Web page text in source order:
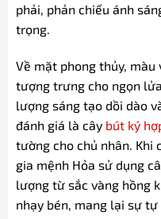
phải, phản chiếu ánh
trọng.
Về mặt phong thủy, màu
tượng trưng cho ngọn
lượng sáng tạo dồi dào
đánh giá là cây bút ký
tường cho chủ nhân. Khi
gia mệnh Hỏa sử dụng
lượng từ sắc vàng hồng
nhạy bén, mang lại sự